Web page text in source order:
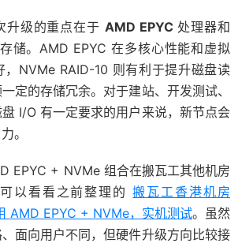
升级的重点在于 AMD EPYC 处理器和
储。AMD EPYC 在多核心性能和虚拟
，NVMe RAID-10 则有利于提升磁盘读
定的存储冗余。对于建站、开发测试、
I/O 有一定要求的用户来说，新节点会
。
EPYC + NVMe 组合在搬瓦工其他机房
以看看之前整理的搬瓦工香港机房
AMD EPYC + NVMe，实机测试。虽然
面向用户不同，但硬件升级方向比较接